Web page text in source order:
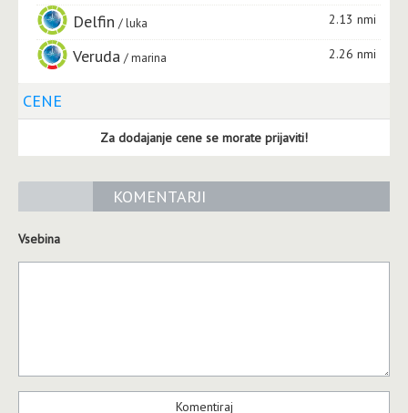
Delfin luka 2.13 nmi
Veruda marina 2.26 nmi
CENE
Za dodajanje cene se morate prijaviti!
KOMENTARJI
Vsebina